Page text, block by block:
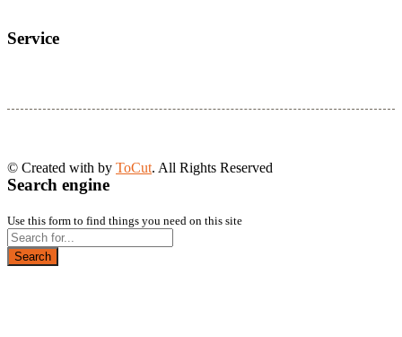
Service
© Created with by ToCut. All Rights Reserved
Search engine
Use this form to find things you need on this site
Search